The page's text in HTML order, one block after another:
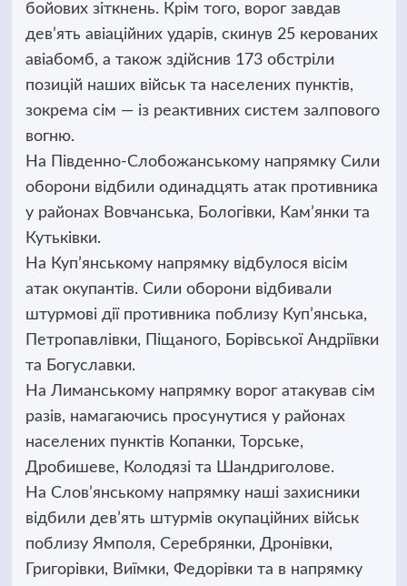
бойових зіткнень. Крім того, ворог завдав
дев’ять авіаційних ударів, скинув 25 керованих
авіабомб, а також здійснив 173 обстріли
позицій наших військ та населених пунктів,
зокрема сім — із реактивних систем залпового
вогню.
На Південно-Слобожанському напрямку Сили
оборони відбили одинадцять атак противника
у районах Вовчанська, Бологівки, Кам’янки та
Кутьківки.
На Куп’янському напрямку відбулося вісім
атак окупантів. Сили оборони відбивали
штурмові дії противника поблизу Куп’янська,
Петропавлівки, Піщаного, Борівської Андріївки
та Богуславки.
На Лиманському напрямку ворог атакував сім
разів, намагаючись просунутися у районах
населених пунктів Копанки, Торське,
Дробишеве, Колодязі та Шандриголове.
На Слов’янському напрямку наші захисники
відбили дев’ять штурмів окупаційних військ
поблизу Ямполя, Серебрянки, Дронівки,
Григорівки, Виїмки, Федорівки та в напрямку